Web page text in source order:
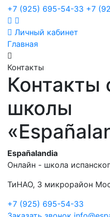
+7 (925) 695-54-33 +7
Личный кабинет
Главная
Контакты
Контакты
школы
Españalandia
Онлайн - школа
ТиНАО, 3 микрорайон
+7 (925) 695-54-33